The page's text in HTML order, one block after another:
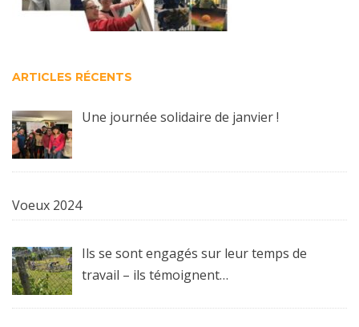
ARTICLES RÉCENTS
Une journée solidaire de janvier !
Voeux 2024
Ils se sont engagés sur leur temps de
travail – ils témoignent…